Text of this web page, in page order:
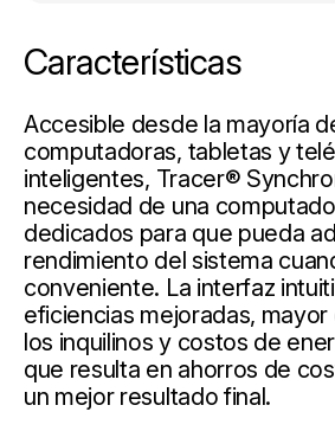
Características
Accesible desde la mayoría
computadoras, tabletas y
inteligentes, Tracer®
necesidad de una
dedicados para que pueda
rendimiento del sistema
conveniente. La interfaz
eficiencias mejoradas,
los inquilinos y costos de
que resulta en ahorros de
un mejor resultado final.